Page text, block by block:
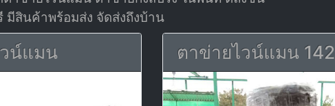
มีสินค้าพร้อมส่ง จัดส่งถึงบ้าน
น์แมน ตาข่ายไวน์แมน 142